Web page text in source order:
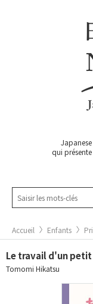
qui
Accueil Enfants
Le travail d'un
Tomomi Hikatsu